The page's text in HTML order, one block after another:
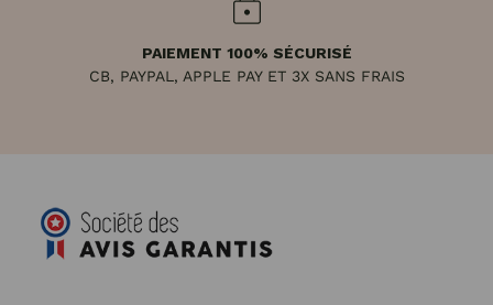
PAIEMENT 100% SÉCURISÉ
CB, PAYPAL, APPLE PAY ET 3X SANS FRAIS